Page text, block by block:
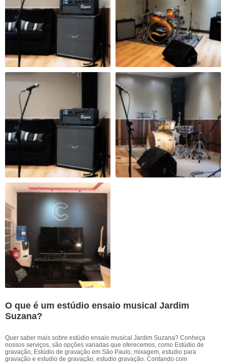
O que é um estúdio ensaio musical Jardim
Suzana?
Quer saber mais sobre estúdio ensaio musical Jardim Suzana? Conheça
nossos serviços, são opções variadas que oferecemos, como Estúdio de
gravação, Estúdio de gravação em São Paulo, mixagem, estudio para
gravação e estudio de gravação, estudio gravação. Contando com